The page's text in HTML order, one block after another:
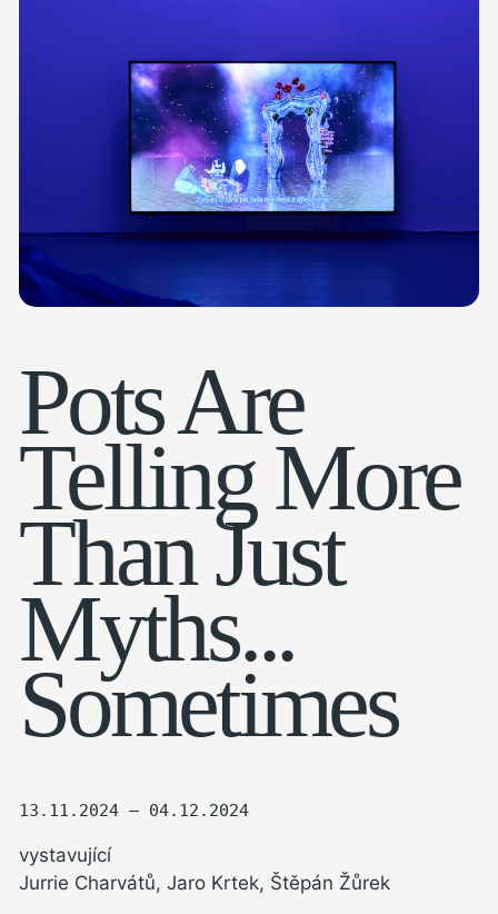
Pots Are
Telling More
Than Just
Myths...
Sometimes
13.11.2024 — 04.12.2024
vystavující
Jurrie Charvátů, Jaro Krtek, Štěpán Žůrek